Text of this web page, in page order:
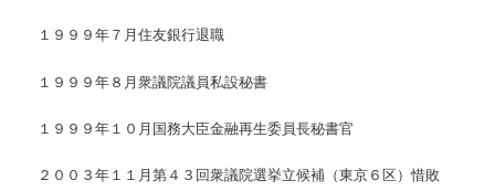
１９９９年７月住友銀行退職
１９９９年８月衆議院議員私設秘書
１９９９年１０月国務大臣金融再生委員長秘書官
２００３年１１月第４３回衆議院選挙立候補（東京６区）惜敗